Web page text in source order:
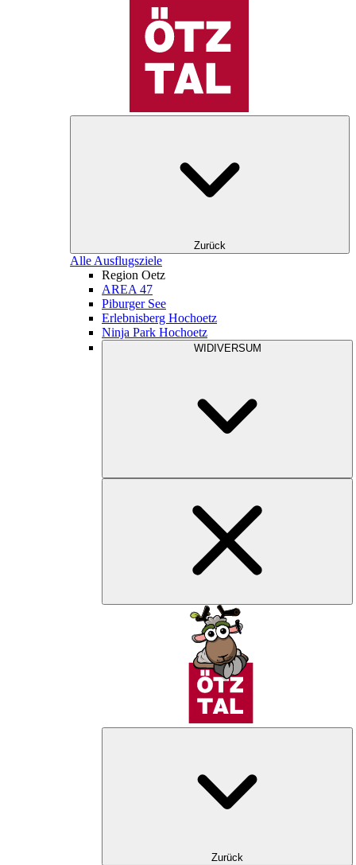
Zurück
Alle Ausflugsziele
Region Oetz
AREA 47
Piburger See
Erlebnisberg Hochoetz
Ninja Park Hochoetz
WIDIVERSUM
Zurück